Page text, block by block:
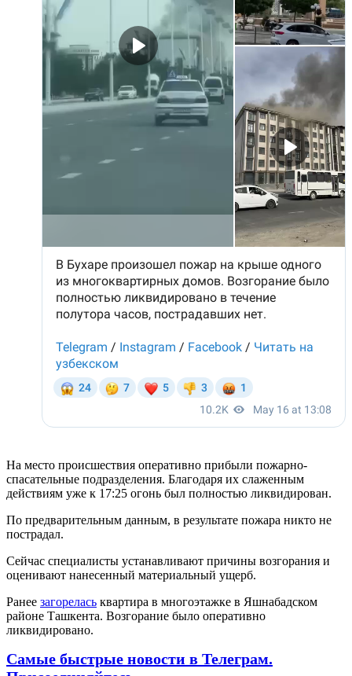
На место происшествия оперативно прибыли пожарно-
спасательные подразделения. Благодаря их слаженным
действиям уже к 17:25 огонь был полностью ликвидирован.
По предварительным данным, в результате пожара никто не
пострадал.
Сейчас специалисты устанавливают причины возгорания и
оценивают нанесенный материальный ущерб.
Ранее загорелась квартира в многоэтажке в Яшнабадском
районе Ташкента. Возгорание было оперативно
ликвидировано.
Самые быстрые новости в Телеграм.